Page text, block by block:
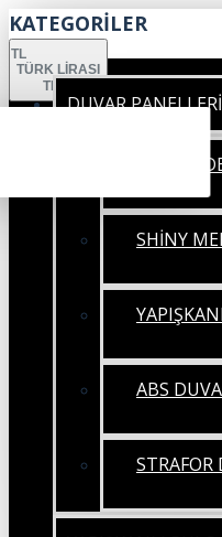
KATEGORİLER
TL
TÜRK LIRASI
TRY
DUVAR PANELLERİ
SHİNY
ABS
STRAFOR